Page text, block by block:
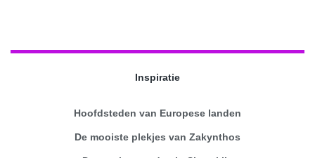
Inspiratie
Hoofdsteden van Europese landen
De mooiste plekjes van Zakynthos